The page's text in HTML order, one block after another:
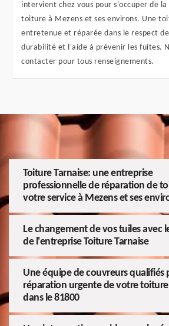
intervient chez vous pour s'occuper de
toiture à Mezens et ses environs. Une
entretenue et réparée dans le respect
durabilité et l'aide à prévenir les fuites.
contacter pour tous renseignements.
Toiture Tarnaise: une entreprise
professionnelle de réparation de
votre service à Mezens et ses
Le changement de vos tuiles avec
de l'entreprise Toiture Tarnaise
Une équipe de couvreurs qualifiés
réparation urgente de votre toiture
dans le 81800